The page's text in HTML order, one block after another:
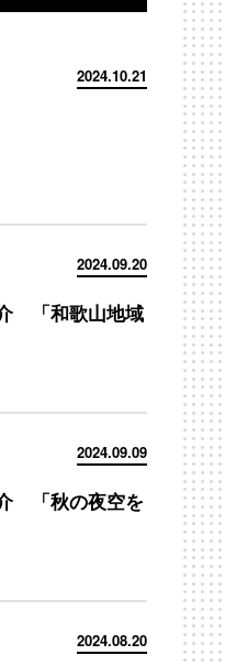
2024.10.21
2024.09.20
「和歌山地域
2024.09.09
「秋の夜空を
2024.08.20